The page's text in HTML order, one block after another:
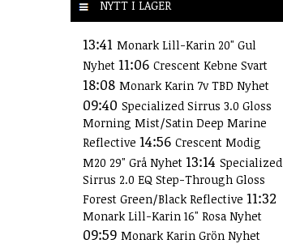
NYTT I LAGER
13:41 Monark Lill-Karin 20" Gul
Nyhet 11:06 Crescent Kebne Svart
18:08 Monark Karin 7v TBD Nyhet
09:40 Specialized Sirrus 3.0 Gloss
Morning Mist/Satin Deep Marine
Reflective 14:56 Crescent Modig
M20 29" Grå Nyhet 13:14 Specialized
Sirrus 2.0 EQ Step-Through Gloss
Forest Green/Black Reflective 11:32
Monark Lill-Karin 16" Rosa Nyhet
09:59 Monark Karin Grön Nyhet